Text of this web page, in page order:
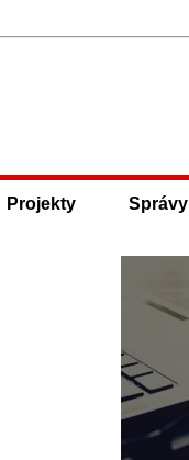
Projekty Správy